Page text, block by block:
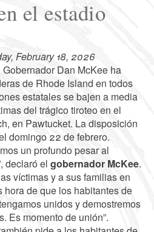
el estadio
February 18, 2026
Gobernador Dan McKee ha
de Rhode Island en todos
estatales se bajen a media
del trágico tiroteo en el
en Pawtucket. La disposición
domingo 22 de febrero.
un profundo pesar al
declaró el gobernador McKee.
víctimas y a sus familias en
hora de que los habitantes de
unidos y demostremos
Es momento de unión”.